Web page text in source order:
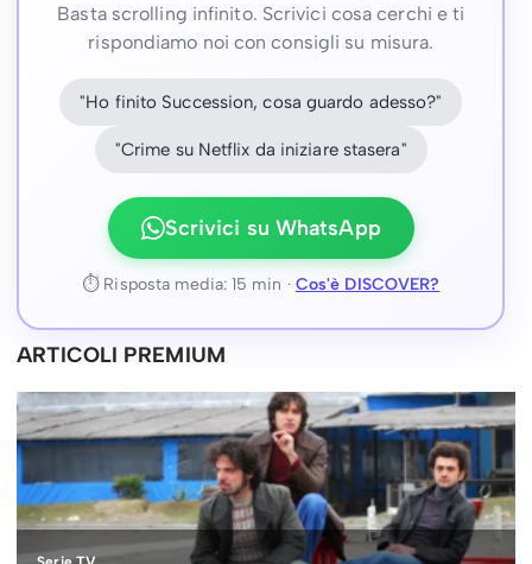
Basta scrolling infinito. Scrivici cosa cerchi e ti
rispondiamo noi con consigli su misura.
"Ho finito Succession, cosa guardo adesso?"
"Crime su Netflix da iniziare stasera"
Scrivici su WhatsApp
⏱ Risposta media: 15 min · Cos'è DISCOVER?
ARTICOLI PREMIUM